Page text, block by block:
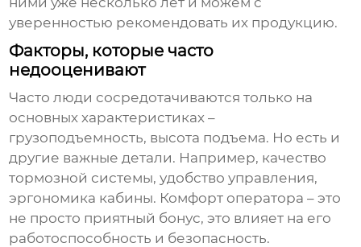
уверенностью рекомендовать их продукцию.
Факторы, которые часто
недооценивают
Часто люди сосредотачиваются только на
основных характеристиках –
грузоподъемность, высота подъема. Но есть и
другие важные детали. Например, качество
тормозной системы, удобство управления,
эргономика кабины. Комфорт оператора – это
не просто приятный бонус, это влияет на его
работоспособность и безопасность.